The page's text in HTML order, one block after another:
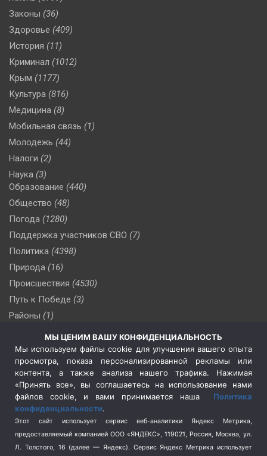
Законы (36)
Здоровье (409)
История (11)
Криминал (1012)
Крым (1177)
Культура (816)
Медицина (8)
Мобильная связь (1)
Молодежь (44)
Налоги (2)
Наука (3)
Образование (440)
Общество (48)
Погода (1280)
Поддержка участников СВО (7)
Политика (4398)
Природа (16)
Происшествия (4530)
Путь к Победе (3)
Районы (1)
(510)
Сельское хозяйство (3)
Социальная политика
(3)
Спецоперация в Украине
Спецоперация на Украине
(404)
Спорт (740)
Терроризм (1)
МЫ ЦЕНИМ ВАШУ КОНФИДЕНЦИАЛЬНОСТЬ
Мы используем файлы cookie для улучшения вашего опыта
просмотра, показа персонализированной рекламы или
контента, а также анализа нашего трафика. Нажимая
«Принять все», вы соглашаетесь на использование нами
файлов cookie, и вами принимается наша Политика
конфиденциальности.
Этот сайт использует сервис веб-аналитики Яндекс Метрика,
предоставляемый компанией ООО «ЯНДЕКС», 119021, Россия, Москва, ул.
Л. Толстого, 16 (далее — Яндекс). Сервис Яндекс Метрика использует